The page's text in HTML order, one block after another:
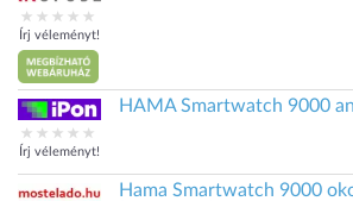
Írj véleményt!
Írj véleményt!
HAMA Smartwatch 9000
Hama Smartwatch 9000